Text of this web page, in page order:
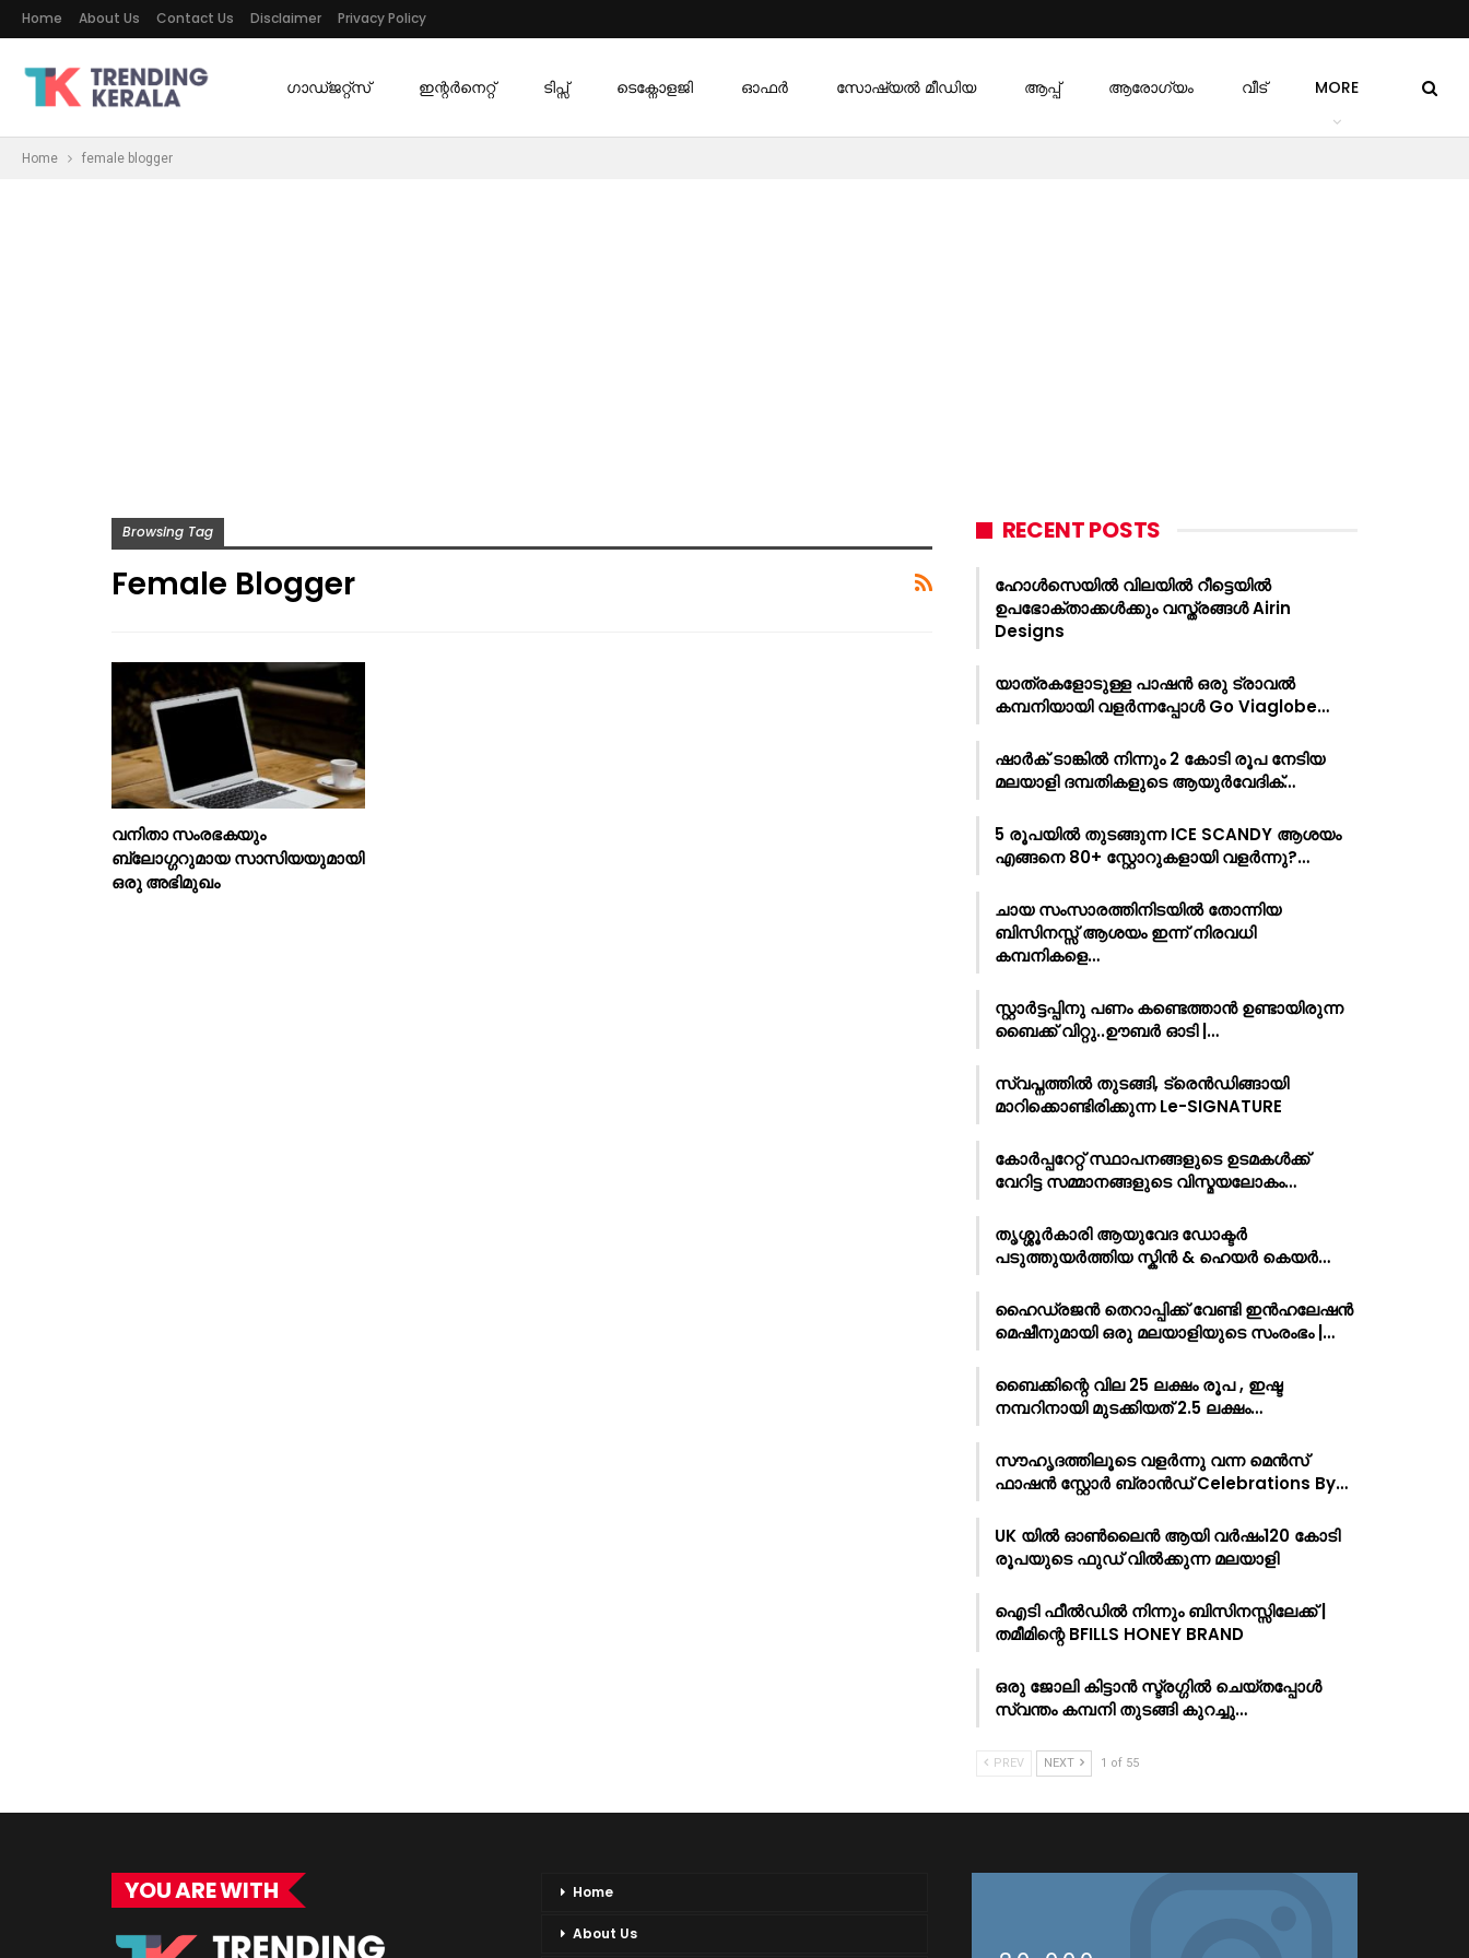
Home About Us Contact Us Disclaimer Privacy Policy
ഗാഡ്ജറ്റ്സ് ഇന്റര്‍നെറ്റ് ടിപ്സ് ടെക്നോളജി ഓഫര്‍ സോഷ്യൽ മീഡിയ ആപ്പ് ആരോഗ്യം വീട് MORE
Home female blogger
Browsing Tag
Female Blogger
വനിതാ സംരഭകയും
ബ്ലോഗ്ഗറുമായ സാസിയയുമായി
ഒരു അഭിമുഖം
RECENT POSTS
ഹോൾസെയിൽ വിലയിൽ റീട്ടെയിൽ
ഉപഭോക്താക്കൾക്കും വസ്ത്രങ്ങൾ Airin
Designs
യാത്രകളോടുള്ള പാഷൻ ഒരു ട്രാവൽ
കമ്പനിയായി വളർന്നപ്പോൾ Go Viaglobe…
ഷാർക്‌ ടാങ്കിൽ നിന്നും 2 കോടി രൂപ നേടിയ
മലയാളി ദമ്പതികളുടെ ആയുർവേദിക്…
5 രൂപയിൽ തുടങ്ങുന്ന ICE SCANDY ആശയം
എങ്ങനെ 80+ സ്റ്റോറുകളായി വളർന്നു?…
ചായ സംസാരത്തിനിടയിൽ തോന്നിയ
ബിസിനസ്സ് ആശയം ഇന്ന് നിരവധി
കമ്പനികളെ…
സ്റ്റാർട്ടപ്പിനു പണം കണ്ടെത്താൻ ഉണ്ടായിരുന്ന
ബൈക്ക് വിറ്റു..ഊബർ ഓടി |…
സ്വപ്നത്തിൽ തുടങ്ങി, ട്രെൻഡിങ്ങായി
മാറിക്കൊണ്ടിരിക്കുന്ന Le-SIGNATURE
കോർപ്പറേറ്റ് സ്ഥാപനങ്ങളുടെ ഉടമകൾക്ക്
വേറിട്ട സമ്മാനങ്ങളുടെ വിസ്മയലോകം…
തൃശ്ശൂർകാരി ആയുവേദ ഡോക്ടർ
പടുത്തുയർത്തിയ സ്കിൻ & ഹെയർ കെയർ…
ഹൈഡ്രജൻ തെറാപ്പിക്ക് വേണ്ടി ഇൻഹലേഷൻ
മെഷീനുമായി ഒരു മലയാളിയുടെ സംരംഭം |…
ബൈക്കിന്റെ വില 25 ലക്ഷം രൂപ , ഇഷ്ട
നമ്പറിനായി മുടക്കിയത് 2.5 ലക്ഷം…
സൗഹൃദത്തിലൂടെ വളർന്നു വന്ന മെൻസ്
ഫാഷൻ സ്റ്റോർ ബ്രാൻഡ് Celebrations By…
UK യിൽ ഓൺലൈൻ ആയി വർഷം120 കോടി
രൂപയുടെ ഫുഡ് വിൽക്കുന്ന മലയാളി
ഐടി ഫീൽഡിൽ നിന്നും ബിസിനസ്സിലേക്ക് |
തമീമിന്റെ BFILLS HONEY BRAND
ഒരു ജോലി കിട്ടാൻ സ്ട്രഗ്ഗിൽ ചെയ്തപ്പോൾ
സ്വന്തം കമ്പനി തുടങ്ങി കുറച്ചു…
PREV NEXT 1 of 55
YOU ARE WITH Home
About Us